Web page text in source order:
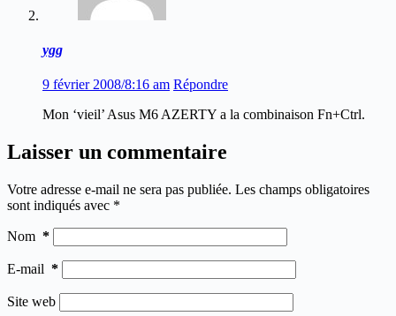
ygg
9 février 2008/8:16 am Répondre
Mon ‘vieil’ Asus M6 AZERTY a la combinaison Fn+Ctrl.
Laisser un commentaire
Votre adresse e-mail ne sera pas publiée. Les champs obligatoires
sont indiqués avec *
Nom *
E-mail *
Site web